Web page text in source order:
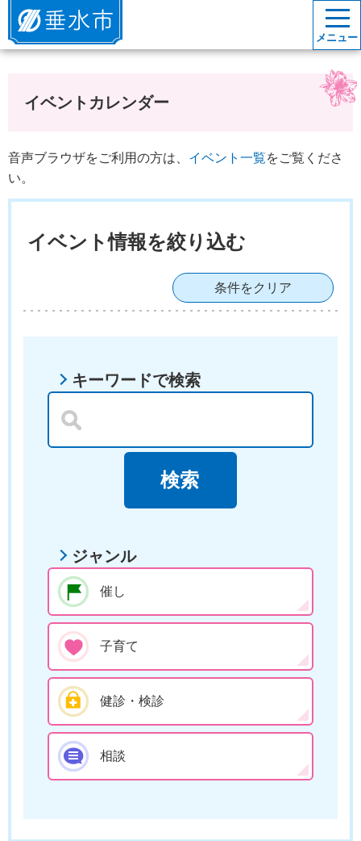
垂水市
メニュー
イベントカレンダー
音声ブラウザをご利用の方は、 イベント一覧をご覧くださ
い。
イベント情報を絞り込む
条件をクリア
キーワードで検索
ジャンル
催し
子育て
健診・検診
相談